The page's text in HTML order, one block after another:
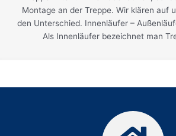
Montage an der Treppe. Wir klären auf
den Unterschied. Innenläufer –
Als Innenläufer bezeichnet man